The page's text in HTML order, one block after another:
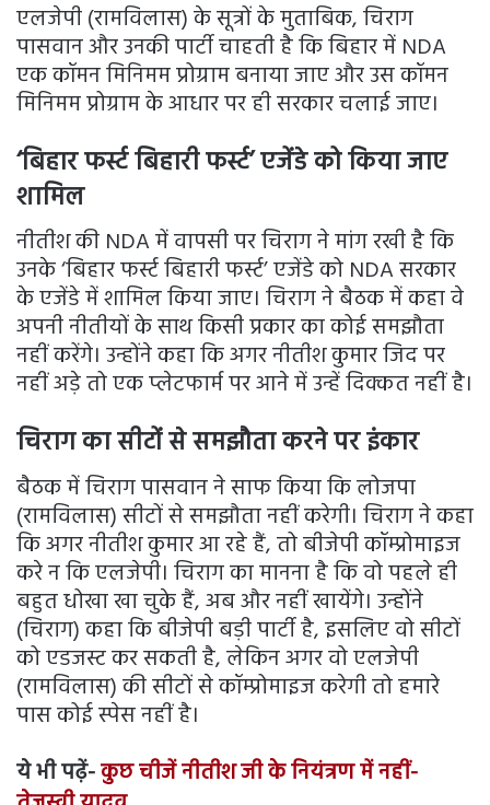
एलजेपी (रामविलास) के सूत्रों के मुताबिक, चिराग
पासवान और उनकी पार्टी चाहती है कि बिहार में NDA
एक कॉमन मिनिमम प्रोग्राम बनाया जाए और उस कॉमन
मिनिमम प्रोग्राम के आधार पर ही सरकार चलाई जाए।
‘बिहार फर्स्ट बिहारी फर्स्ट’ एजेंडे को किया जाए
शामिल
नीतीश की NDA में वापसी पर चिराग ने मांग रखी है कि
उनके ‘बिहार फर्स्ट बिहारी फर्स्ट’ एजेंडे को NDA सरकार
के एजेंडे में शामिल किया जाए। चिराग ने बैठक में कहा वे
अपनी नीतीयों के साथ किसी प्रकार का कोई समझौता
नहीं करेंगे। उन्होंने कहा कि अगर नीतीश कुमार जिद पर
नहीं अड़े तो एक प्लेटफार्म पर आने में उन्हें दिक्कत नहीं है।
चिराग का सीटों से समझौता करने पर इंकार
बैठक में चिराग पासवान ने साफ किया कि लोजपा
(रामविलास) सीटों से समझौता नहीं करेगी। चिराग ने कहा
कि अगर नीतीश कुमार आ रहे हैं, तो बीजेपी कॉम्प्रोमाइज
करे न कि एलजेपी। चिराग का मानना है कि वो पहले ही
बहुत धोखा खा चुके हैं, अब और नहीं खायेंगे। उन्होंने
(चिराग) कहा कि बीजेपी बड़ी पार्टी है, इसलिए वो सीटों
को एडजस्ट कर सकती है, लेकिन अगर वो एलजेपी
(रामविलास) की सीटों से कॉम्प्रोमाइज करेगी तो हमारे
पास कोई स्पेस नहीं है।
ये भी पढ़ें-कुछ चीजें नीतीश जी के नियंत्रण में नहीं-